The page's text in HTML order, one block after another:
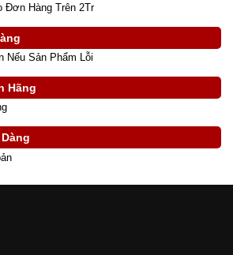
Đơn Hàng Trên 2Tr
Nếu Sản Phẩm Lỗi
Hãng